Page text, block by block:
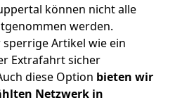
können nicht alle
werden.
Artikel wie ein
Extrafahrt sicher
diese Option bieten wir
Netzwerk in